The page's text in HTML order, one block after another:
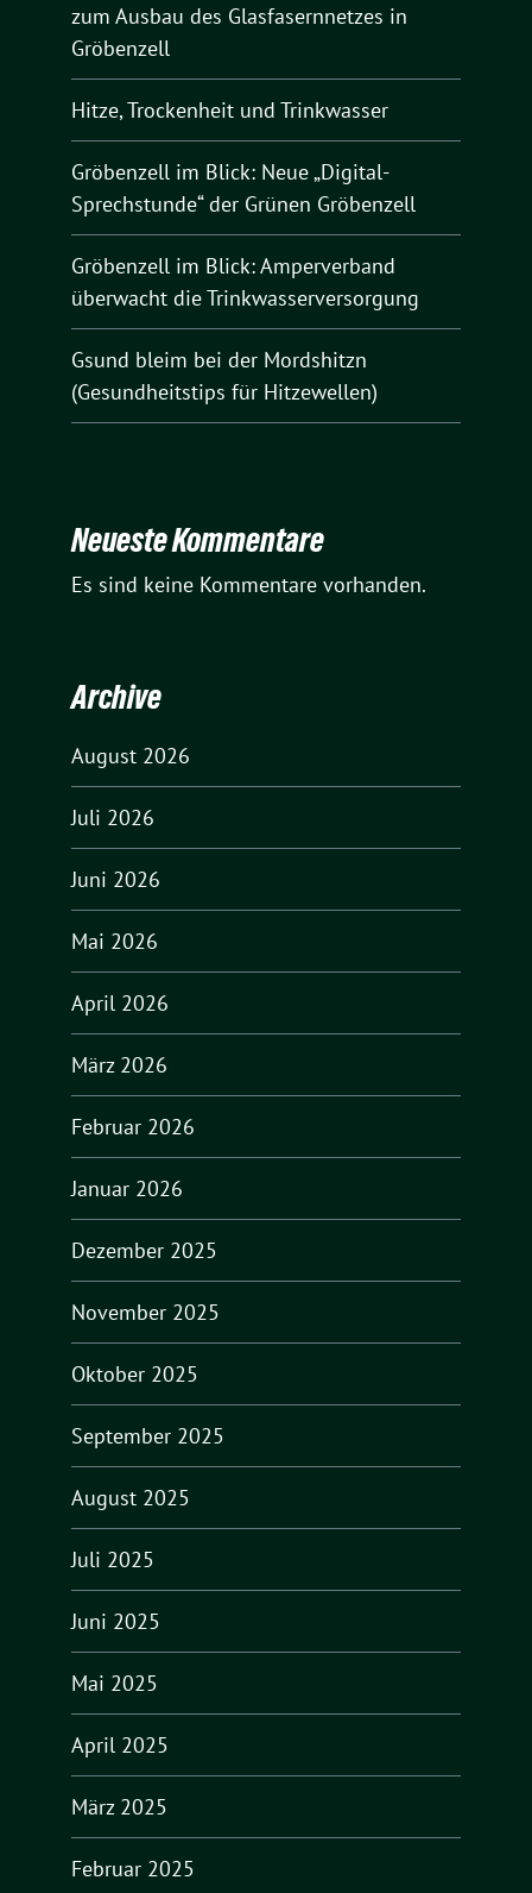
zum Ausbau des Glasfasernnetzes in
Gröbenzell
Hitze, Trockenheit und Trinkwasser
Gröbenzell im Blick: Neue „Digital-
Sprechstunde“ der Grünen Gröbenzell
Gröbenzell im Blick: Amperverband
überwacht die Trinkwasserversorgung
Gsund bleim bei der Mordshitzn
(Gesundheitstips für Hitzewellen)
Neueste Kommentare
Es sind keine Kommentare vorhanden.
Archive
August 2026
Juli 2026
Juni 2026
Mai 2026
April 2026
März 2026
Februar 2026
Januar 2026
Dezember 2025
November 2025
Oktober 2025
September 2025
August 2025
Juli 2025
Juni 2025
Mai 2025
April 2025
März 2025
Februar 2025